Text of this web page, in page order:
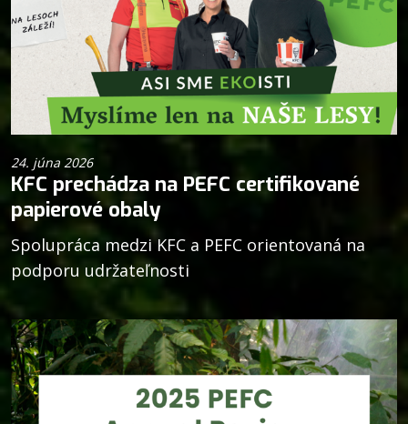
24. júna 2026
KFC prechádza na PEFC certifikované
papierové obaly
Spolupráca medzi KFC a PEFC orientovaná na
podporu udržateľnosti